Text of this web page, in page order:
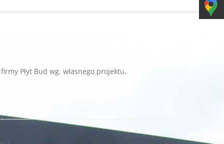
Płyt Bud wg. własnego projektu.